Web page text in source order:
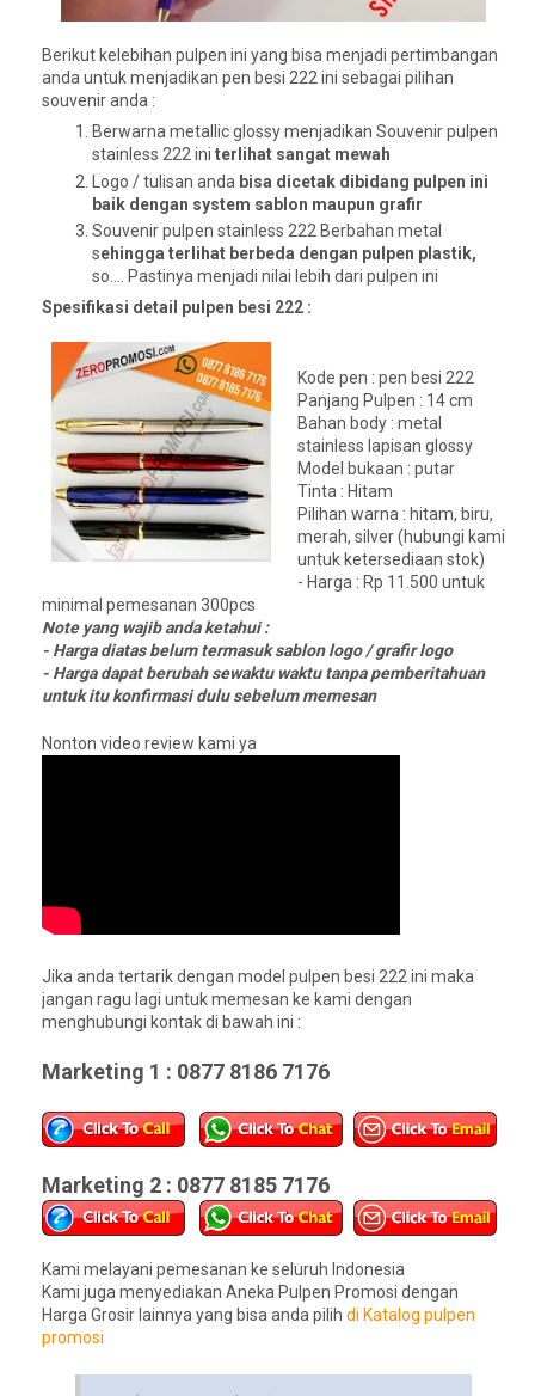
Berikut kelebihan pulpen ini yang bisa menjadi pertimbangan
anda untuk menjadikan pen besi 222 ini sebagai pilihan
souvenir anda :
Berwarna metallic glossy menjadikan Souvenir pulpen
stainless 222 ini terlihat sangat mewah
Logo / tulisan anda bisa dicetak dibidang pulpen ini
baik dengan system sablon maupun grafir
Souvenir pulpen stainless 222 Berbahan metal
sehingga terlihat berbeda dengan pulpen plastik,
so…. Pastinya menjadi nilai lebih dari pulpen ini
Spesifikasi detail pulpen besi 222 :
Kode pen : pen besi 222
Panjang Pulpen : 14 cm
Bahan body : metal
stainless lapisan glossy
Model bukaan : putar
Tinta : Hitam
Pilihan warna : hitam, biru,
merah, silver (hubungi kami
untuk ketersediaan stok)
- Harga : Rp 11.500 untuk
minimal pemesanan 300pcs
Note yang wajib anda ketahui :
- Harga diatas belum termasuk sablon logo / grafir logo
- Harga dapat berubah sewaktu waktu tanpa pemberitahuan
untuk itu konfirmasi dulu sebelum memesan
Nonton video review kami ya
Jika anda tertarik dengan model pulpen besi 222 ini maka
jangan ragu lagi untuk memesan ke kami dengan
menghubungi kontak di bawah ini :
Marketing 1 : 0877 8186 7176
Marketing 2 : 0877 8185 7176
Kami melayani pemesanan ke seluruh Indonesia
Kami juga menyediakan Aneka Pulpen Promosi dengan
Harga Grosir lainnya yang bisa anda pilih di Katalog pulpen
promosi